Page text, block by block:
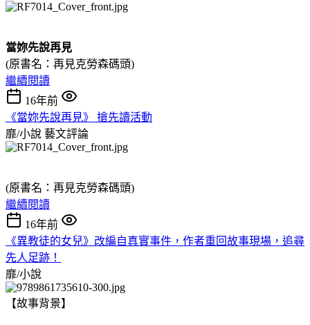
當妳先說再見
(原書名：再見克勞森碼頭)
繼續閱讀
16年前
《當妳先說再見》 搶先讀活動
靡/小說 藝文評論
(原書名：再見克勞森碼頭)
繼續閱讀
16年前
《異教徒的女兒》改編自真實事件，作者重回故事現場，追尋
先人足跡！
靡/小說
【故事背景】